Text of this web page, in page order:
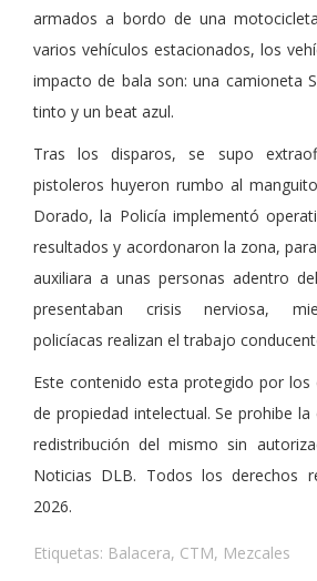
armados a bordo de una
varios vehículos estacionados, los
impacto de bala son: una camioneta
tinto y un beat azul.
Tras los disparos, se supo
pistoleros huyeron rumbo al
Dorado, la Policía implementó
resultados y acordonaron la zona,
auxiliara a unas personas adentro
presentaban crisis nerviosa,
policíacas realizan el trabajo
Este contenido esta protegido por
de propiedad intelectual. Se prohibe
redistribución del mismo sin
Noticias DLB. Todos los derechos
2026.
Etiquetas: Balacera, CTM, Mezcales